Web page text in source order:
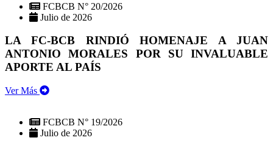
FCBCB N° 20/2026
Julio de 2026
LA FC-BCB RINDIÓ HOMENAJE A JUAN
ANTONIO MORALES POR SU INVALUABLE
APORTE AL PAÍS
Ver Más
FCBCB N° 19/2026
Julio de 2026